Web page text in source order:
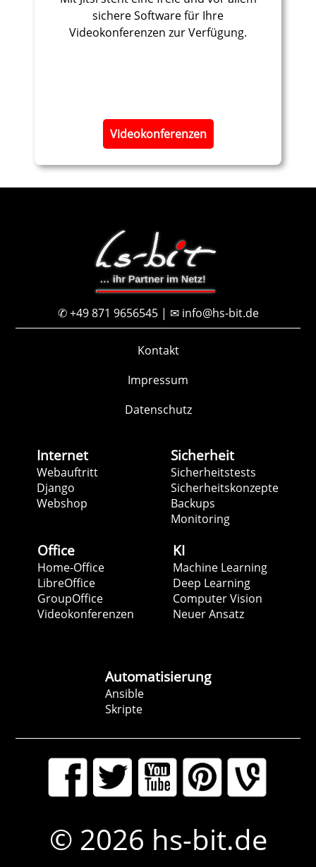
sichere Software für Ihre
Videokonferenzen zur Verfügung.
​Videokonferenzen
✆ +49 871 9656545 | ✉ info@hs-bit.de
Kontakt
Impressum
Datenschutz
Internet
Webauftritt
Django
Webshop
Sicherheit
Sicherheitstests
Sicherheitskonzepte
Backups
Monitoring
Office
Home-Office
LibreOffice
GroupOffice
Videokonferenzen
KI
Machine Learning
Deep Learning
Computer Vision
Neuer Ansatz
Automatisierung
Ansible
Skripte
© 2026 hs-bit.de